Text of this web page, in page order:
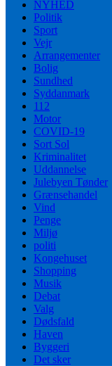
NYHED
Politik
Sport
Vejr
Arrangementer
Bolig
Sundhed
Syddanmark
112
Motor
COVID-19
Sort Sol
Kriminalitet
Uddannelse
Julebyen Tønder
Grænsehandel
Vind
Penge
Miljø
politi
Kongehuset
Shopping
Musik
Debat
Valg
Dødsfald
Haven
Byggeri
Det sker